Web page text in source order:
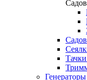
Генераторы